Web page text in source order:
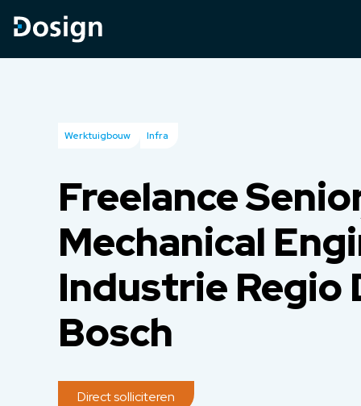
Werktuigbouw Infra
Freelance
Mechanical
Industrie Regio
Bosch
Direct solliciteren